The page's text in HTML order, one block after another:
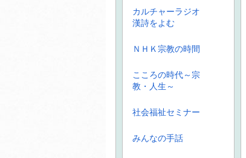
カルチャーラジオ
漢詩をよむ
ＮＨＫ宗教の時間
こころの時代～宗
教・人生～
社会福祉セミナー
みんなの手話